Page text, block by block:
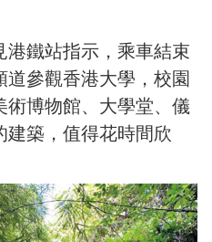
鐵站指示，乘車結束
參觀香港大學，校園
博物館、大學堂、儀
築，值得花時間欣